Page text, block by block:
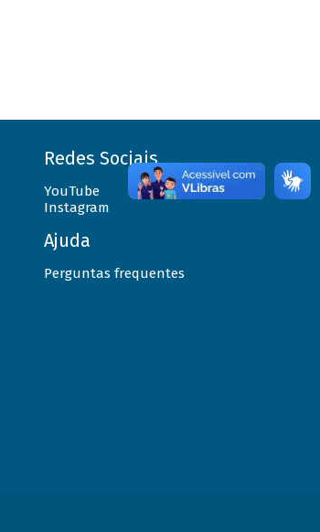
Redes Sociais
YouTube
Instagram
Ajuda
Perguntas frequentes